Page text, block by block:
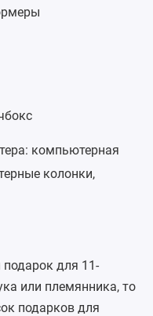
компьютерная
колонки,
для 11-
или племянника, то
подарков для